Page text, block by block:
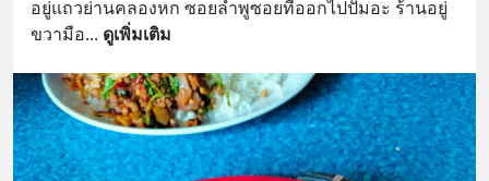
อยู่แถวย่านคลองหก ซอยลำพูซอยที่ออกไปปั๊มอะ ร้านอยู่
ขวามือ... ดูเพิ่มเติม